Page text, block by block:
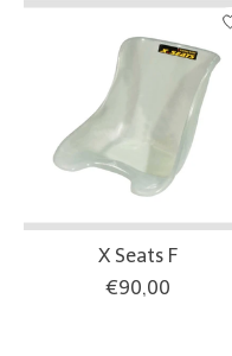
X Seats F
€90,00